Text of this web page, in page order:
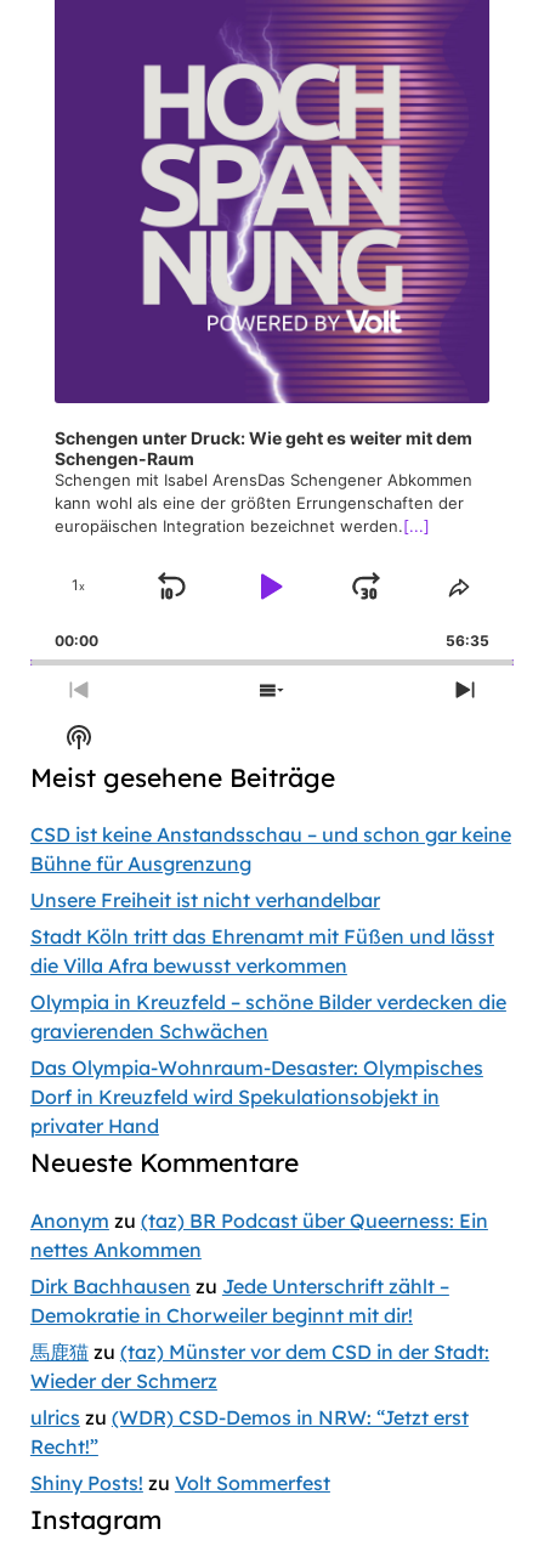
Schengen unter Druck: Wie geht es weiter mit dem
Schengen-Raum
Schengen mit Isabel ArensDas Schengener Abkommen
kann wohl als eine der größten Errungenschaften der
europäischen Integration bezeichnet werden.[...]
Change
Rate
1x
Skip
Play
Jump
Forward
Share
00:00 56:35
Previous
Episode
Show
Next
Show
Podcast
Information
Meist gesehene Beiträge
CSD ist keine Anstandsschau – und schon gar keine
Bühne für Ausgrenzung
Unsere Freiheit ist nicht verhandelbar
Stadt Köln tritt das Ehrenamt mit Füßen und lässt
die Villa Afra bewusst verkommen
Olympia in Kreuzfeld – schöne Bilder verdecken die
gravierenden Schwächen
Das Olympia-Wohnraum-Desaster: Olympisches
Dorf in Kreuzfeld wird Spekulationsobjekt in
privater Hand
Neueste Kommentare
Anonym zu (taz) BR Podcast über Queerness: Ein
nettes Ankommen
Dirk Bachhausen zu Jede Unterschrift zählt –
Demokratie in Chorweiler beginnt mit dir!
馬鹿猫zu (taz) Münster vor dem CSD in der Stadt:
Wieder der Schmerz
ulrics zu (WDR) CSD-Demos in NRW: “Jetzt erst
Recht!”
Shiny Posts! zu Volt Sommerfest
Instagram